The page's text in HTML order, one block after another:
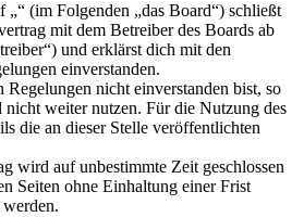
(im Folgenden „das Board“) schließt
mit dem Betreiber des Boards ab
und erklärst dich mit den
einverstanden.
Regelungen nicht einverstanden bist, so
nicht weiter nutzen. Für die Nutzung des
die an dieser Stelle veröffentlichten
wird auf unbestimmte Zeit geschlossen
Seiten ohne Einhaltung einer Frist